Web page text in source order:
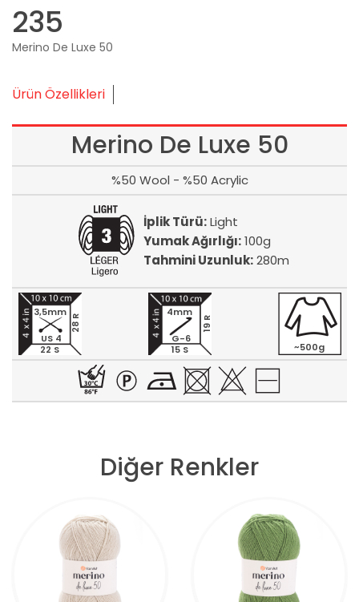
235
Merino De Luxe 50
Ürün Özellikleri
Merino De Luxe 50
%50 Wool - %50 Acrylic
İplik Türü:Light
Yumak Ağırlığı:100g
Tahmini Uzunluk:280m
22 S
28 R
3,5mm
US 4
15 S
19 R
4mm
G-6
~500g
Diğer Renkler